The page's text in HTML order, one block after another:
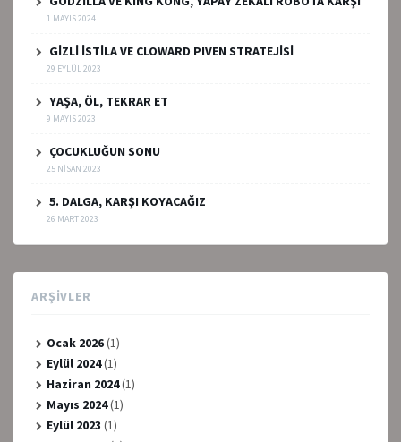
1 MAYIS 2024
GİZLİ İSTİLA VE CLOWARD PIVEN STRATEJİSİ
29 EYLÜL 2023
YAŞA, ÖL, TEKRAR ET
9 MAYIS 2023
ÇOCUKLUĞUN SONU
25 NISAN 2023
5. DALGA, KARŞI KOYACAĞIZ
26 MART 2023
ARŞIVLER
Ocak 2026(1)
Eylül 2024(1)
Haziran 2024(1)
Mayıs 2024(1)
Eylül 2023 (1)